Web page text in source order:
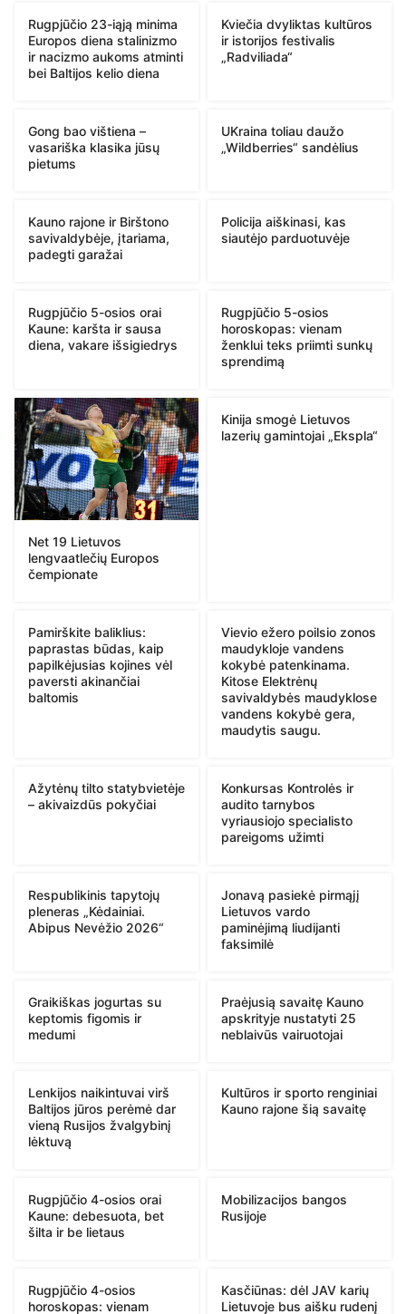
Rugpjūčio 23-iąją minima
Europos diena stalinizmo
ir nacizmo aukoms atminti
bei Baltijos kelio diena
Kviečia dvyliktas kultūros
ir istorijos festivalis
„Radviliada“
Gong bao vištiena –
vasariška klasika jūsų
pietums
UKraina toliau daužo
„Wildberries“ sandėlius
Kauno rajone ir Birštono
savivaldybėje, įtariama,
padegti garažai
Policija aiškinasi, kas
siautėjo parduotuvėje
Rugpjūčio 5-osios orai
Kaune: karšta ir sausa
diena, vakare išsigiedrys
Rugpjūčio 5-osios
horoskopas: vienam
ženklui teks priimti sunkų
sprendimą
Net 19 Lietuvos
lengvaatlečių Europos
čempionate
Kinija smogė Lietuvos
lazerių gamintojai „Ekspla“
Pamirškite baliklius:
paprastas būdas, kaip
papilkėjusias kojines vėl
paversti akinančiai
baltomis
Vievio ežero poilsio zonos
maudykloje vandens
kokybė patenkinama.
Kitose Elektrėnų
savivaldybės maudyklose
vandens kokybė gera,
maudytis saugu.
Ažytėnų tilto statybvietėje
– akivaizdūs pokyčiai
Konkursas Kontrolės ir
audito tarnybos
vyriausiojo specialisto
pareigoms užimti
Respublikinis tapytojų
pleneras „Kėdainiai.
Abipus Nevėžio 2026“
Jonavą pasiekė pirmąjį
Lietuvos vardo
paminėjimą liudijanti
faksimilė
Graikiškas jogurtas su
keptomis figomis ir
medumi
Praėjusią savaitę Kauno
apskrityje nustatyti 25
neblaivūs vairuotojai
Lenkijos naikintuvai virš
Baltijos jūros perėmė dar
vieną Rusijos žvalgybinį
lėktuvą
Kultūros ir sporto renginiai
Kauno rajone šią savaitę
Rugpjūčio 4-osios orai
Kaune: debesuota, bet
šilta ir be lietaus
Mobilizacijos bangos
Rusijoje
Rugpjūčio 4-osios
horoskopas: vienam
Kasčiūnas: dėl JAV karių
Lietuvoje bus aišku rudenį